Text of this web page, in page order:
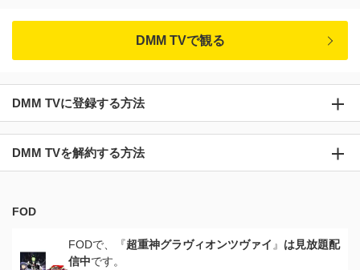
DMM TVで観る
DMM TVに登録する方法
DMM TVを解約する方法
FOD
FODで、『超重神グラヴィオンツヴァイ 』 は見放題配
信中です。